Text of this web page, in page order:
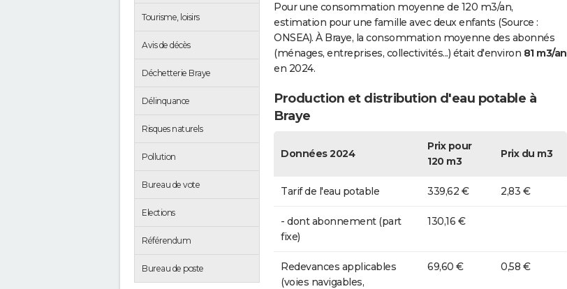
Tourisme, loisirs
Avis de décès
Déchetterie Braye
Délinquance
Risques naturels
Pollution
Bureau de vote
Elections
Référendum
Bureau de poste
Pour une consommation moyenne de 120 m3/an,
estimation pour une famille avec deux enfants (Source :
ONSEA). À Braye, la consommation moyenne des abonnés
(ménages, entreprises, collectivités...) était d'environ 81 m3/an
en 2024.
Production et distribution d'eau potable à
Braye
Données 2024
Prix pour
120 m3
Prix du m3
Tarif de l'eau potable 339,62 € 2,83 €
- dont abonnement (part
fixe)
130,16 €
Redevances applicables
(voies navigables,
69,60 € 0,58 €